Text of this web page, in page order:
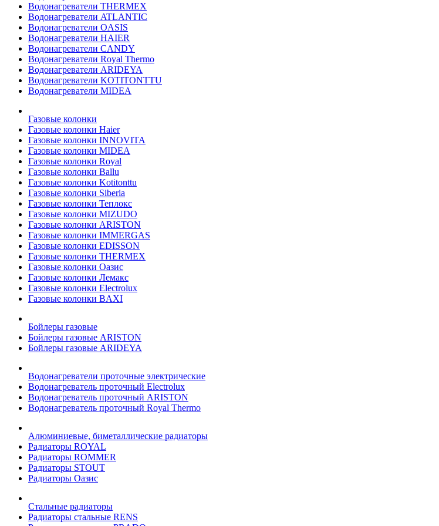
Водонагреватели THERMEX
Водонагреватели ATLANTIC
Водонагреватели OASIS
Водонагреватели HAIER
Водонагреватели CANDY
Водонагреватели Royal Thermo
Водонагреватели ARIDEYA
Водонагреватели KOTITONTTU
Водонагреватели MIDEA
Газовые колонки
Газовые колонки Haier
Газовые колонки INNOVITA
Газовые колонки MIDEA
Газовые колонки Royal
Газовые колонки Ballu
Газовые колонки Kotitonttu
Газовые колонки Siberia
Газовые колонки Теплокс
Газовые колонки MIZUDO
Газовые колонки ARISTON
Газовые колонки IMMERGAS
Газовые колонки EDISSON
Газовые колонки THERMEX
Газовые колонки Оазис
Газовые колонки Лемакс
Газовые колонки Electrolux
Газовые колонки BAXI
Бойлеры газовые
Бойлеры газовые ARISTON
Бойлеры газовые ARIDEYA
Водонагреватели проточные электрические
Водонагреватель проточный Electrolux
Водонагреватель проточный ARISTON
Водонагреватель проточный Royal Thermo
Алюминиевые, биметаллические радиаторы
Радиаторы ROYAL
Радиаторы ROMMER
Радиаторы STOUT
Радиаторы Оазис
Стальные радиаторы
Радиаторы стальные RENS